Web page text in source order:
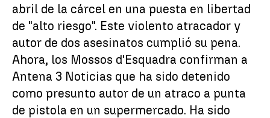
abril de la cárcel en una puesta en libertad
de "alto riesgo". Este violento atracador y
autor de dos asesinatos cumplió su pena.
Ahora, los Mossos d'Esquadra confirman a
Antena 3 Noticias que ha sido detenido
como presunto autor de un atraco a punta
de pistola en un supermercado. Ha sido